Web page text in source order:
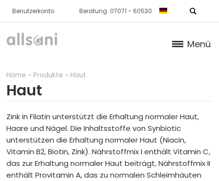
Benutzerkonto Beratung: 07071 - 60530
Menü
KNORPEL / KNOCHEN / BINDEGEWEBE
HAUT
Produkte
Pakete
Home Produkte Haut
Haut
Zink in Filatin unterstützt die Erhaltung normaler Haut,
Haare und Nägel. Die Inhaltsstoffe von Synbiotic
unterstützen die Erhaltung normaler Haut (Niacin,
Vitamin B2, Biotin, Zink). Nährstoffmix I enthält Vitamin C,
das zur Erhaltung normaler Haut beiträgt, Nährstoffmix II
enthält Provitamin A, das zu normalen Schleimhäuten